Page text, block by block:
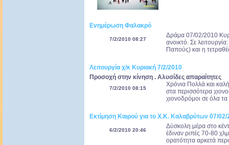
Ενημέρωση Φαλακρό
7/2/2010 08:27
Δράμα 07/02/2010
ανοικτό. Σε
Παπούς) και η
Λειτουργία χ/κ Κυριακή 7/2/2010
Προσοχή στην κίνηση . Αλυσίδες απαραίτητες
7/2/2010 08:15
Χρόνια Πολλά και
στα περισσότερα
χιονοδρόμοι σε όλα
Εκτίμηση Καιρού για το Χ.Κ. Καλαβρύτων 07/02/
6/2/2010 20:46
Δύσκολη μέρα στο
έδιναν ριπές 70-80
ορατότητα αρκετά